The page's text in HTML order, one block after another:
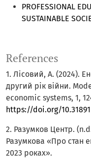
PROFESSIONAL
SUSTAINABLE
References
1. Лісовий, А. (2024).
другий рік війни.
economic systems, 1,
https://doi.org/
2. Разумков Центр.
Разумкова «Про стан
2023 роках».